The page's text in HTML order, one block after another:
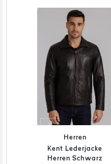
Herren
Kent Lederjacke
Herren Schwarz